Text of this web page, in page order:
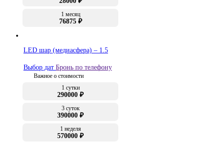
1 месяц
76875 ₽
LED шар (медиасфера) – 1.5
Выбор дат Бронь по телефону
Важное о стоимости
1 сутки
290000 ₽
3 суток
390000 ₽
1 неделя
570000 ₽